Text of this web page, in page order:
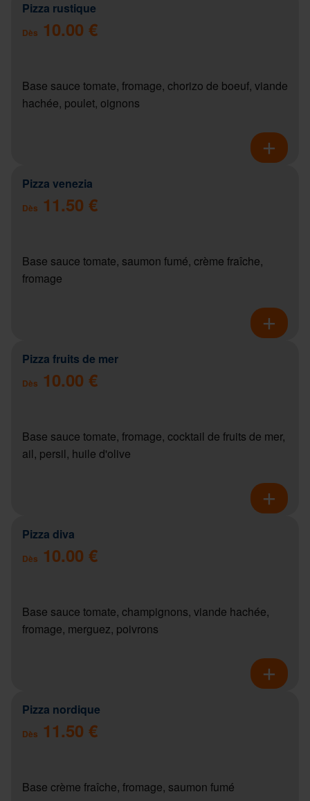
Pizza rustique
Dès 10.00 €
Base sauce tomate, fromage, chorizo de boeuf, viande
hachée, poulet, oignons
Pizza venezia
Dès 11.50 €
Base sauce tomate, saumon fumé, crème fraîche,
fromage
Pizza fruits de mer
Dès 10.00 €
Base sauce tomate, fromage, cocktail de fruits de mer,
ail, persil, huile d'olive
Pizza diva
Dès 10.00 €
Base sauce tomate, champignons, viande hachée,
fromage, merguez, poivrons
Pizza nordique
Dès 11.50 €
Base crème fraîche, fromage, saumon fumé